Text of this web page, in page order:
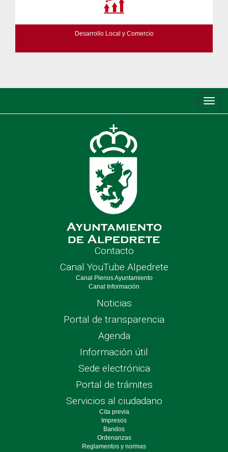
Desarrollo Local y Comercio
de
Contacto
Canal YouTube Alpedrete
Canal Plenos Ayuntamiento
Canal Información
Noticias
Portal de transparencia
Agenda
Información útil
Sede electrónica
Portal de trámites
Servicios al ciudadano
Cita previa
Impresos
Bandos
Ordenanzas
Reglamentos y normas